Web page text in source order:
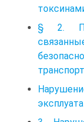
§ 2.